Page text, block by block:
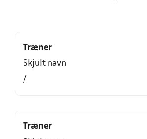
Træner
Skjult navn
/
Træner